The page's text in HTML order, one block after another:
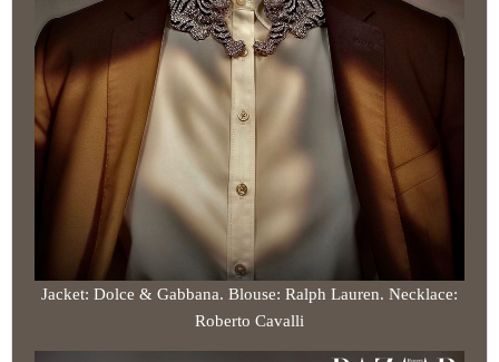
Jacket: Dolce & Gabbana. Blouse: Ralph Lauren. Necklace:
Roberto Cavalli